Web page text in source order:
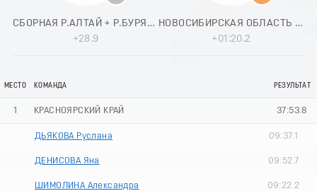
6
8
СБОРНАЯ Р.АЛТАЙ + Р.БУРЯТИЯ + ОМСКАЯ ОБЛАСТЬ
+28.9
НОВОСИБИРСКАЯ ОБЛАСТЬ - 1
+01:20.2
МЕСТО КОМАНДА РЕЗУЛЬТАТ
1 КРАСНОЯРСКИЙ КРАЙ 37:53.8
ДЬЯКОВА Руслана 09:37.1
ДЕНИСОВА Яна 09:52.7
ШИМОЛИНА Александра 09:22.2